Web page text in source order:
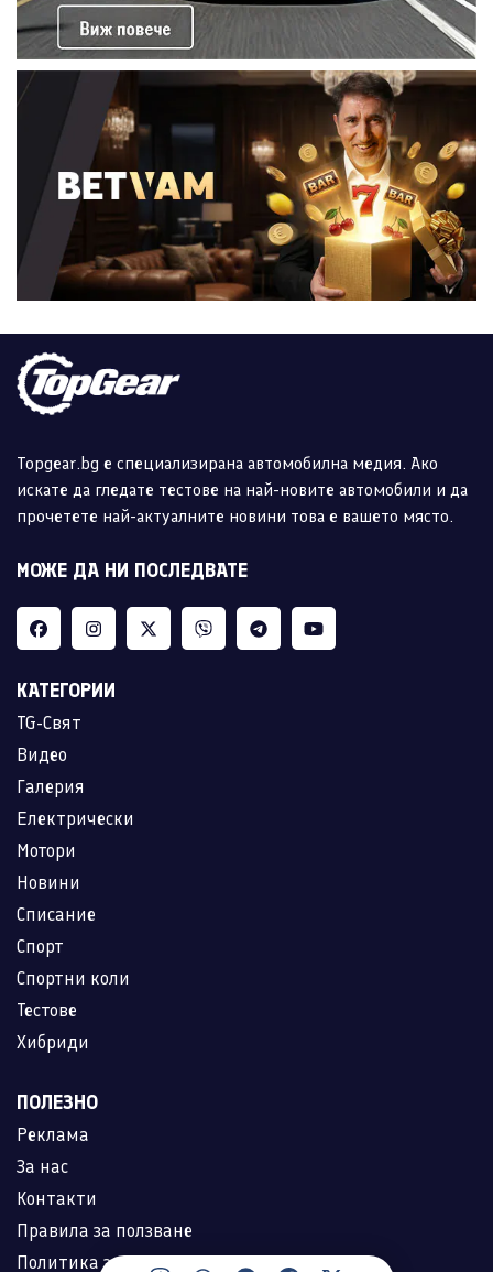
Topgear.bg е специализирана автомобилна медия. Ако
искате да гледате тестове на най-новите автомобили и да
прочетете най-актуалните новини това е вашето място.
МОЖЕ ДА НИ ПОСЛЕДВАТЕ
КАТЕГОРИИ
TG-Свят
Видео
Галерия
Електрически
Мотори
Новини
Списание
Спорт
Спортни коли
Тестове
Хибриди
ПОЛЕЗНО
Реклама
За нас
Контакти
Правила за ползване
Политика за лични данни